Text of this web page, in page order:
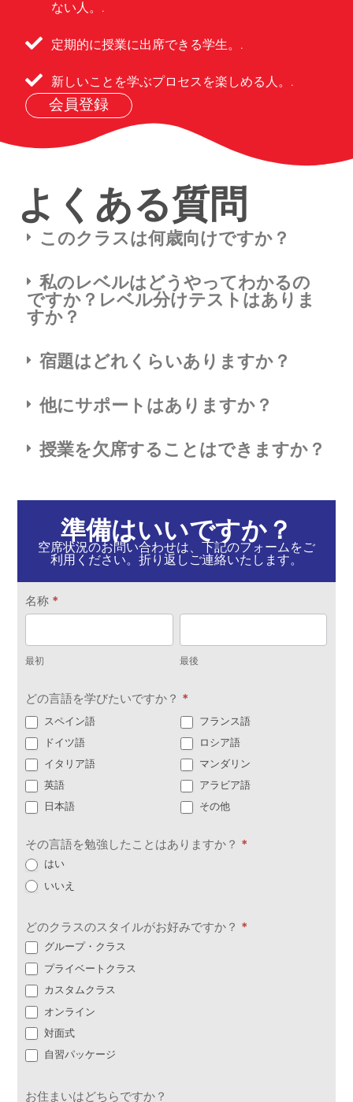
ない人。.
定期的に授業に出席できる学生。.
新しいことを学ぶプロセスを楽しめる人。.
会員登録
よくある質問
このクラスは何歳向けですか？
私のレベルはどうやってわかるの
ですか？レベル分けテストはありま
すか？
宿題はどれくらいありますか？
他にサポートはありますか？
授業を欠席することはできますか？
準備はいいですか？
空席状況のお問い合わせは、下記のフォームをご
利用ください。折り返しご連絡いたします。
お
問
い
合
せ
名称 *
初
最初
後
最後
どの言語を学びたいですか？ *
スペイン語
フランス語
ドイツ語
ロシア語
イタリア語
マンダリン
英語
アラビア語
日本語
その他
その言語を勉強したことはありますか？ *
はい
いいえ
どのクラスのスタイルがお好みですか？ *
グループ・クラス
プライベートクラス
カスタムクラス
オンライン
対面式
自習パッケージ
お住まいはどちらですか？